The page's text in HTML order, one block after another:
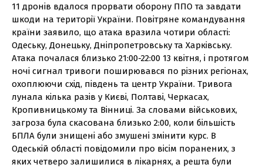
11 дронів вдалося прорвати оборону ППО та завдати
шкоди на території України. Повітряне командування
країни заявило, що атака вразила чотири області:
Одеську, Донецьку, Дніпропетровську та Харківську.
Атака почалася близько 21:00-22:00 13 квітня, і протягом
ночі сигнал тривоги поширювався по різних регіонах,
охоплюючи схід, південь та центр України. Тривога
лунала кілька разів у Києві, Полтаві, Черкасах,
Кропивницькому та Вінниці. За словами військових,
загроза була скасована близько 2:00, коли більшість
БПЛА були знищені або змушені змінити курс. В
Одеській області повідомили про вісім поранених, з
яких четверо залишилися в лікарнях, а решта були